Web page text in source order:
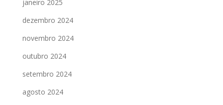
janeiro 2025
dezembro 2024
novembro 2024
outubro 2024
setembro 2024
agosto 2024